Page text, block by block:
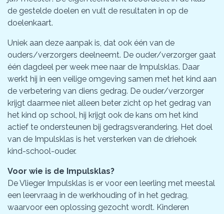
de gestelde doelen en vult de resultaten in op de
doelenkaart.
Uniek aan deze aanpak is, dat ook één van de
ouders/verzorgers deelneemt. De ouder/verzorger gaat
één dagdeel per week mee naar de Impulsklas. Daar
werkt hij in een veilige omgeving samen met het kind aan
de verbetering van diens gedrag. De ouder/verzorger
krijgt daarmee niet alleen beter zicht op het gedrag van
het kind op school, hij krijgt ook de kans om het kind
actief te ondersteunen bij gedragsverandering. Het doel
van de Impulsklas is het versterken van de driehoek
kind-school-ouder.
Voor wie is de Impulsklas?
De Vlieger Impulsklas is er voor een leerling met meestal
een leervraag in de werkhouding of in het gedrag,
waarvoor een oplossing gezocht wordt. Kinderen